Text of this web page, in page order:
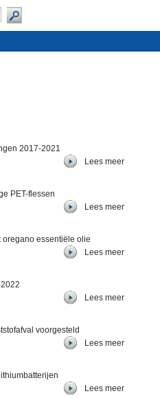
2017-2021
Lees meer
PET-flessen
Lees meer
oregano essentiële olie
Lees meer
Lees meer
voorgesteld
Lees meer
Lees meer